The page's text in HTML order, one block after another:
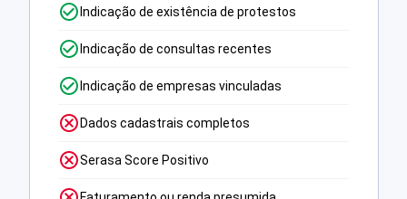
Indicação de existência de protestos
Indicação de consultas recentes
Indicação de empresas vinculadas
Dados cadastrais completos
Serasa Score Positivo